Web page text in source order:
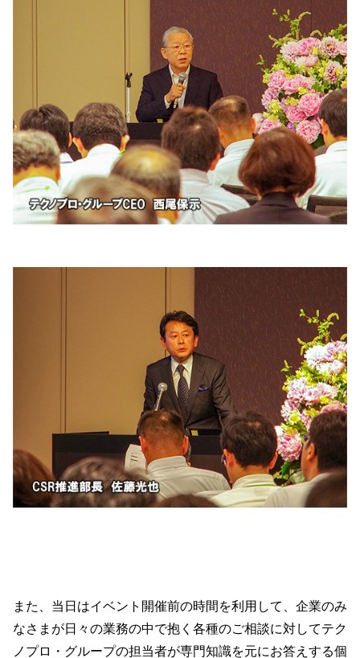
また、当日はイベント開催前の時間を利用して、企業のみ
なさまが日々の業務の中で抱く各種のご相談に対してテク
ノプロ・グループの担当者が専門知識を元にお答えする個